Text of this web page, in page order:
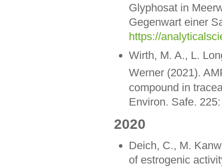
Glyphosat in
Gegenwart einer
https://
Wirth, M. A., L.
Werner (2021).
compound in
Environ. Safe.
2020
Deich, C., M.
of estrogenic